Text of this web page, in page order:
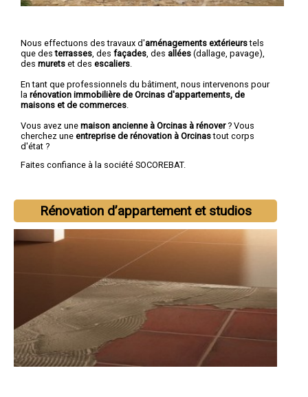
Nous effectuons des travaux d'aménagements extérieurstels
que desterrasses , des façades , des allées (dallage, pavage),
des murets et des escaliers
En tant que professionnels du bâtiment, nous intervenons pour
la rénovation immobilière de Orcinas d'appartements, de
maisons et de commerces
Vous avez une maison ancienne à Orcinas à rénover? Vous
cherchez une entreprise de rénovation à Orcinastout corps
d'état ?
Faites confiance à la société SOCOREBAT.
Rénovation d’appartement et studios